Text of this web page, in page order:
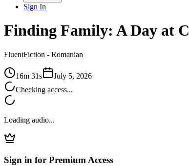
Sign In
Finding Family: A Day at
FluentFiction - Romanian
16m 31s
July 5, 2026
Checking access...
Loading audio...
Sign in for Premium Access